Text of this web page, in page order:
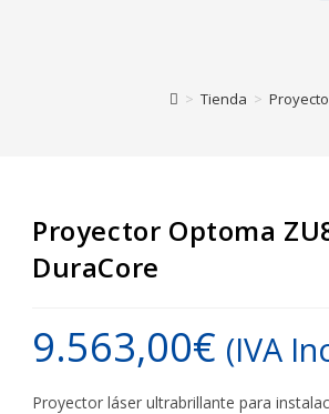
> Tienda >
Proyector Optoma
DuraCore
9.563,00€ (IVA
Proyector láser ultrabrillante para